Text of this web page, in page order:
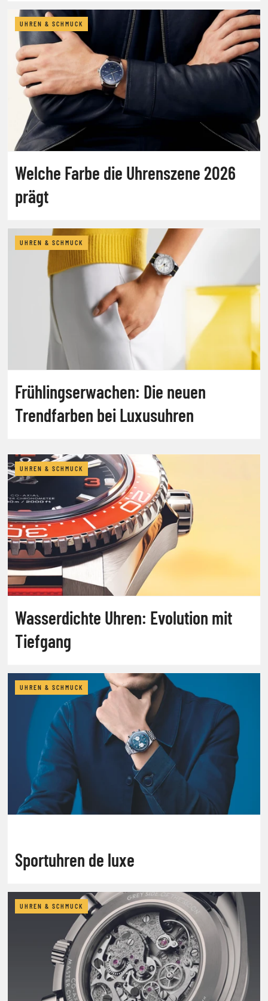
UHREN & SCHMUCK
Welche Farbe die Uhrenszene 2026
prägt
UHREN & SCHMUCK
Frühlingserwachen: Die neuen
Trendfarben bei Luxusuhren
UHREN & SCHMUCK
Wasserdichte Uhren: Evolution mit
Tiefgang
UHREN & SCHMUCK
Sportuhren de luxe
UHREN & SCHMUCK